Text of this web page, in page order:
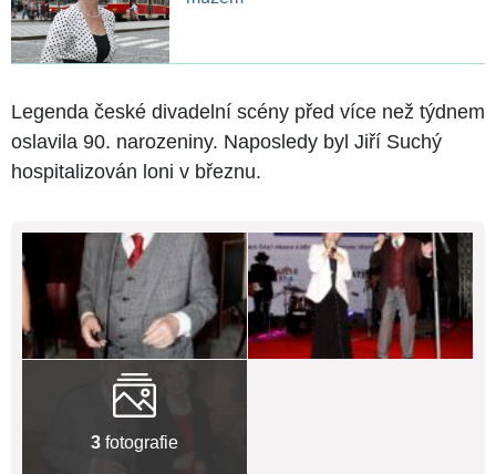
Legenda české divadelní scény před více než týdnem
oslavila 90. narozeniny. Naposledy byl Jiří Suchý
hospitalizován loni v březnu.
3 fotografie